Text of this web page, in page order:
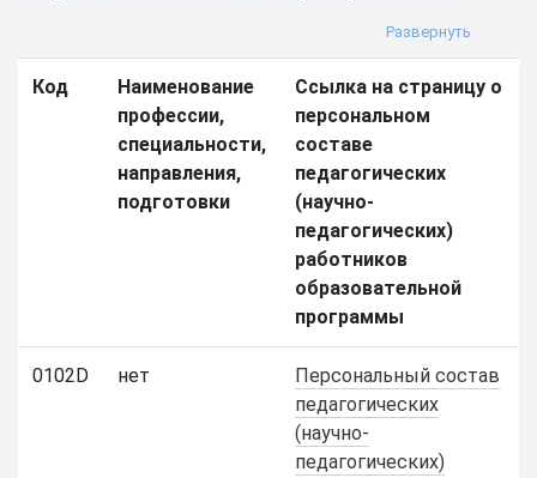
Код
Наименование
профессии,
специальности,
направления,
подготовки
Ссылка на страницу о
персональном
составе
педагогических
(научно-
педагогических)
работников
образовательной
программы
0102D нет
Персональный состав
педагогических
(научно-
педагогических)